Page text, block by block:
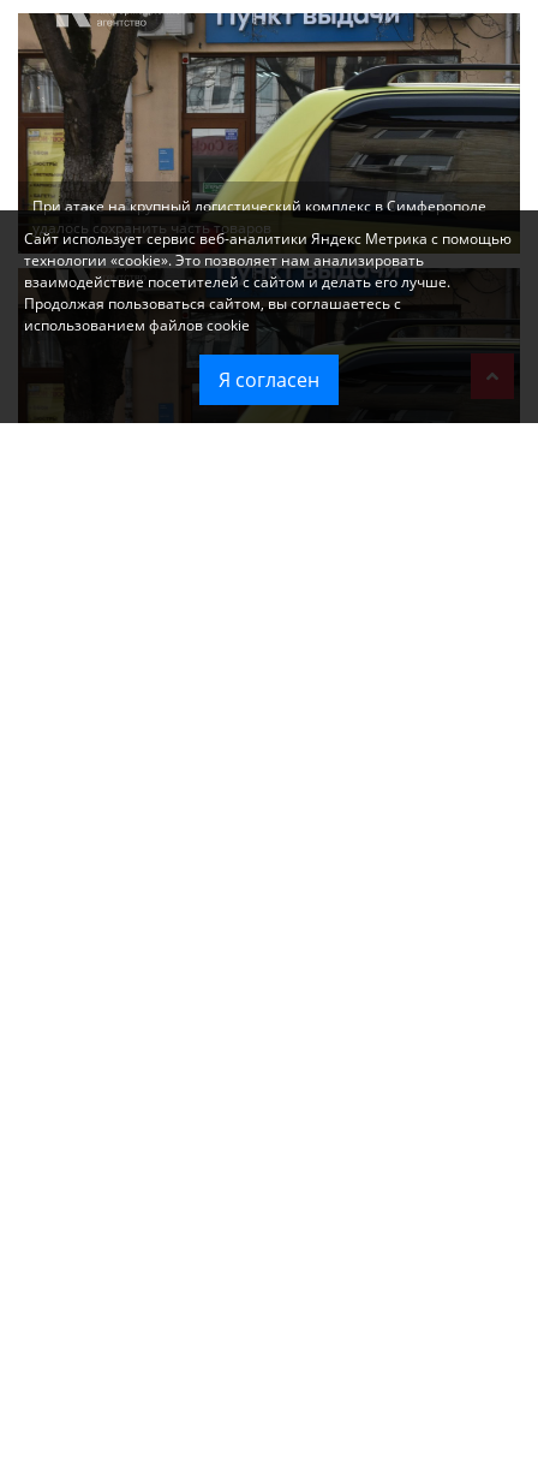
При атаке на крупный логистический комплекс в Симферополе
удалось сохранить часть товаров
Сайт использует сервис веб-аналитики Яндекс Метрика с помощью
технологии «cookie». Это позволяет нам анализировать
взаимодействие посетителей с сайтом и делать его лучше.
Продолжая пользоваться сайтом, вы соглашаетесь с
использованием файлов cookie
Я согласен